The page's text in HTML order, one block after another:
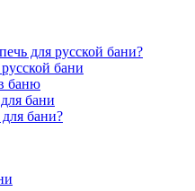
для русской бани?
бани
баню
бани
бани?